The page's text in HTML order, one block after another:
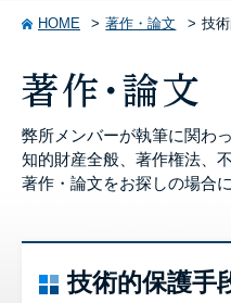
HOME 著作・論文 技
弊所メンバーが執筆に関わ
知的財産全般、著作権法、
著作・論文をお探しの場合
技術的保護手